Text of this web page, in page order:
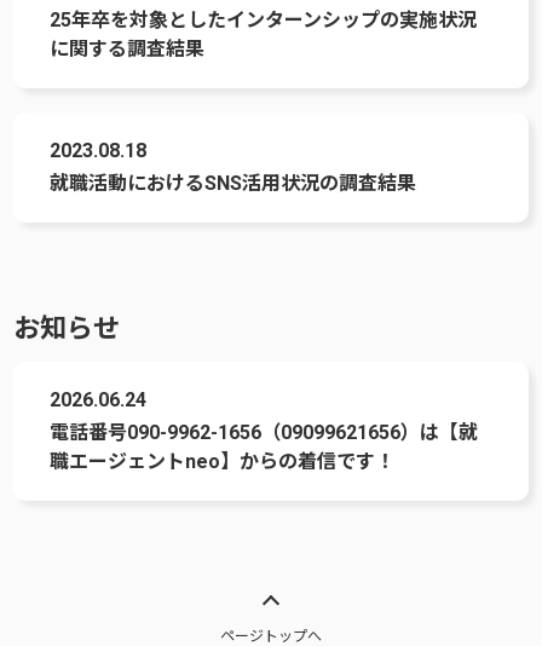
25年卒を対象としたインターンシップの実施状況
に関する調査結果
2023.08.18
就職活動におけるSNS活用状況の調査結果
お知らせ
2026.06.24
電話番号090-9962-1656（09099621656）は【就
職エージェントneo】からの着信です！
ページトップへ